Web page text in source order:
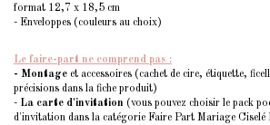
format 12,7 x 18,5 cm
- Enveloppes (couleurs au choix)
Le faire-part ne comprend pas :
- Montage et accessoires (cachet de cire, étiquette,
précisions dans la fiche produit)
- La carte d'invitation (vous pouvez choisir le pack
d'invitation dans la catégorie Faire Part Mariage Ciselé